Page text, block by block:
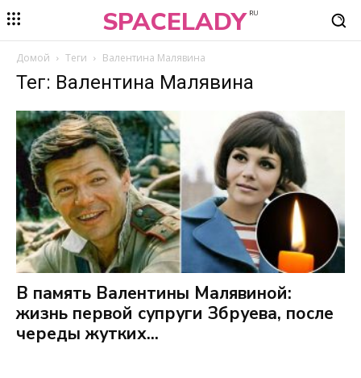
SPACELADY RU
Домой Теги Валентина Малявина
Тег: Валентина Малявина
В память Валентины Малявиной:
жизнь первой супруги Збруева, после
череды жутких...